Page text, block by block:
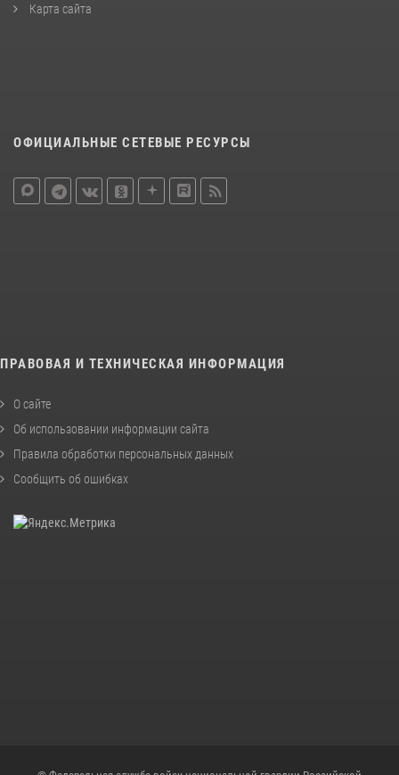
Карта сайта
ОФИЦИАЛЬНЫЕ СЕТЕВЫЕ РЕСУРСЫ
ПРАВОВАЯ И ТЕХНИЧЕСКАЯ ИНФОРМАЦИЯ
О сайте
Об использовании информации сайта
Правила обработки персональных данных
Сообщить об ошибках